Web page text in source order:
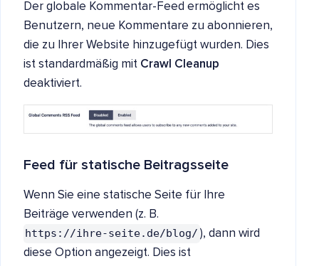
Der globale Kommentar-Feed ermöglicht es
Benutzern, neue Kommentare zu abonnieren,
die zu Ihrer Website hinzugefügt wurden. Dies
ist standardmäßig mit Crawl Cleanup
deaktiviert.
Feed für statische Beitragsseite
Wenn Sie eine statische Seite für Ihre
Beiträge verwenden (z. B.
https://ihre-seite.de/blog/ ), dann wird
diese Option angezeigt. Dies ist